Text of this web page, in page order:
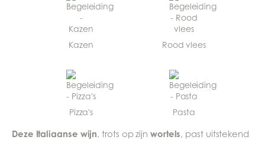
Kazen Rood vlees
Pizza's Pasta
Deze Italiaanse wijn, trots op zijn wortels, past uitstekend